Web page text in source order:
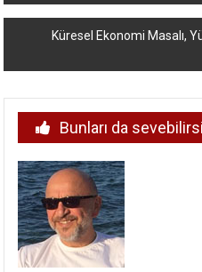
dolaşımı
Küresel Ekonomi Masalı,
Bunları da